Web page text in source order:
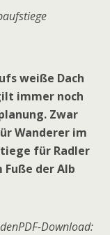
weiße Dach
immer noch
Zwar
Wanderer im
für Radler
der Alb
PDF-Download: